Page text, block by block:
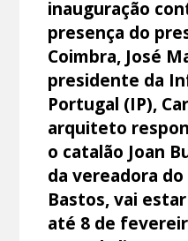
inauguração
presença do
Coimbra, José
presidente da
Portugal (IP),
arquiteto
o catalão Joan
da vereadora
Bastos, vai
até 8 de